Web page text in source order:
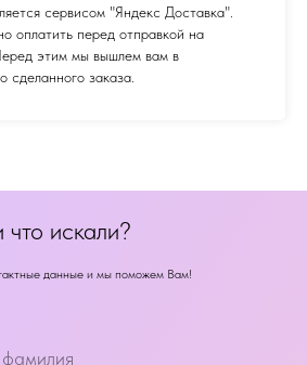
сервисом "Яндекс Доставка".
оплатить перед отправкой на
этим мы вышлем вам в
сделанного заказа.
искали?
данные и мы поможем Вам!